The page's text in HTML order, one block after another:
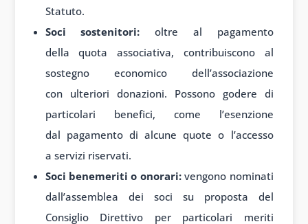
Statuto.
Soci sostenitori: oltre al pagamento
della quota associativa, contribuiscono al
sostegno economico dell’associazione
con ulteriori donazioni. Possono godere di
particolari benefici, come l’esenzione
dal pagamento di alcune quote o l’accesso
a servizi riservati.
Soci benemeriti o onorari:vengono nominati
dall’assemblea dei soci su proposta del
Consiglio Direttivo per particolari meriti